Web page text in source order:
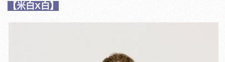
【米白X白】